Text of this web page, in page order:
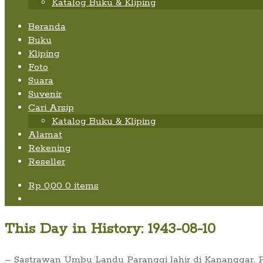
Katalog Buku & Kliping
Beranda
Buku
Kliping
Foto
Suara
Suvenir
Cari Arsip
Katalog Buku & Kliping
Alamat
Rekening
Reseller
Rp 0,00 0 items
This Day in History: 1943-08-10
– Sastrawan Umbu Landu Paranggi lahir di Kananggar,